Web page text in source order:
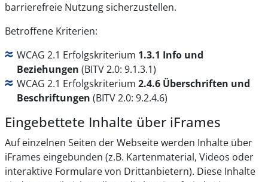
barrierefreie Nutzung sicherzustellen.
Betroffene Kriterien:
WCAG 2.1 Erfolgskriterium 1.3.1 Info und
Beziehungen (BITV 2.0: 9.1.3.1)
WCAG 2.1 Erfolgskriterium 2.4.6 Überschriften und
Beschriftungen (BITV 2.0: 9.2.4.6)
Eingebettete Inhalte über iFrames
Auf einzelnen Seiten der Webseite werden Inhalte über
iFrames eingebunden (z.B. Kartenmaterial, Videos oder
interaktive Formulare von Drittanbietern). Diese Inhalte